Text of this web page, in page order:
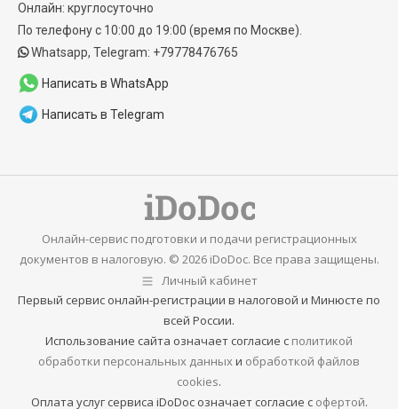
window
new
window
Онлайн: круглосуточно
По телефону с 10:00 до 19:00 (время по Москве).
Whatsapp, Telegram: +79778476765
Написать в WhatsApp
Написать в Telegram
Онлайн-сервис подготовки и подачи регистрационных
документов в налоговую. © 2026 iDoDoc. Все права защищены.
Личный кабинет
Первый сервис онлайн-регистрации в налоговой и Минюсте по
всей России.
Использование сайта означает согласие с политикой
обработки персональных данныхи обработкой файлов
cookies.
Оплата услуг сервиса iDoDoc означает согласие с офертой.